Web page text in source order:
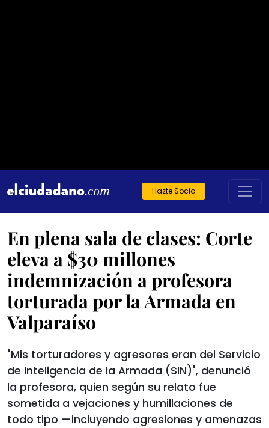
Hazte Socio
En plena sala de clases: Corte
eleva a $30 millones
indemnización a profesora
torturada por la Armada en
Valparaíso
"Mis torturadores y agresores eran del Servicio
de Inteligencia de la Armada (SIN)", denunció
la profesora, quien según su relato fue
sometida a vejaciones y humillaciones de
todo tipo —incluyendo agresiones y amenazas